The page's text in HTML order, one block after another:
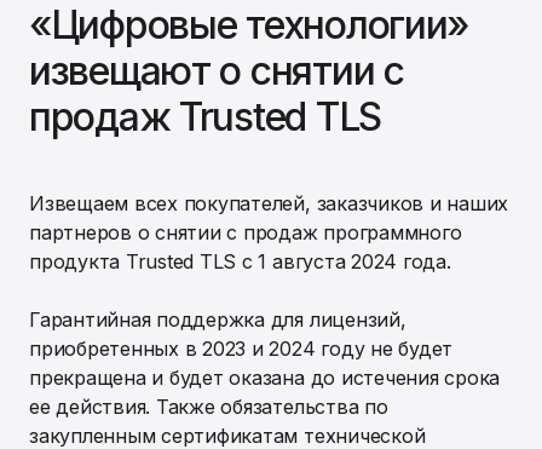
«Цифровые технологии»
извещают о снятии с
продаж Trusted TLS
Извещаем всех покупателей, заказчиков и наших
партнеров о снятии с продаж программного
продукта Trusted TLS c 1 августа 2024 года.
Гарантийная поддержка для лицензий,
приобретенных в 2023 и 2024 году не будет
прекращена и будет оказана до истечения срока
ее действия. Также обязательства по
закупленным сертификатам технической